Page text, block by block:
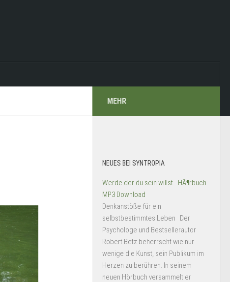
MEHR
NEUES BEI SYNTROPIA
Werde der du sein willst - HÃ¶rbuch -
MP3 Download
Denkanstöße für ein
selbstbestimmtes Leben Der
Psychologe und Bestsellerautor
Robert Betz beherrscht wie nur
wenige die Kunst, sein Publikum im
Herzen zu berühren. In seinem
neuen Hörbuch versammelt er